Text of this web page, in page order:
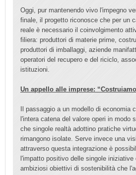
Oggi, pur mantenendo vivo l'impegno
finale, il progetto riconosce che per un
reale è necessario il coinvolgimento
filiera: produttori di materie prime,
produttori di imballaggi, aziende
operatori del recupero e del riciclo,
istituzioni.
Un appello alle imprese:
Il passaggio a un modello di economia
l'intera catena del valore operi in modo
che singole realtà adottino pratiche
rimangono isolate. Serve invece una
attraverso questa integrazione è
l'impatto positivo delle singole iniziative
ambiziosi obiettivi di sostenibilità che